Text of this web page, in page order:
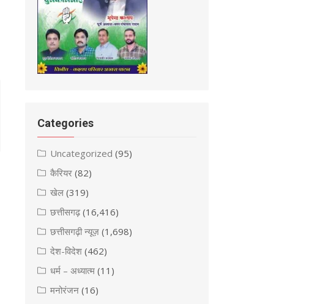
Categories
Uncategorized (95)
कैरियर (82)
खेल (319)
छत्तीसगढ़(16,416)
छत्तीसगढ़ी न्यूज़ (1,698)
देश-विदेश (462)
धर्म – अध्यात्म (11)
मनोरंजन (16)